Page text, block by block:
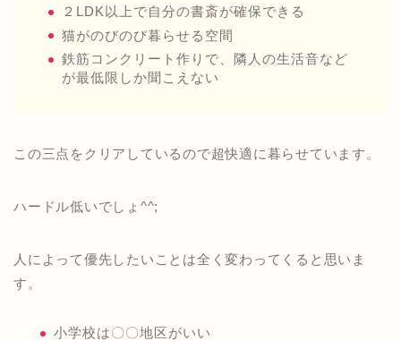
２LDK以上で自分の書斎が確保できる
猫がのびのび暮らせる空間
鉄筋コンクリート作りで、隣人の生活音など
が最低限しか聞こえない
この三点をクリアしているので超快適に暮らせています。
ハードル低いでしょ^^;
人によって優先したいことは全く変わってくると思いま
す。
小学校は〇〇地区がいい